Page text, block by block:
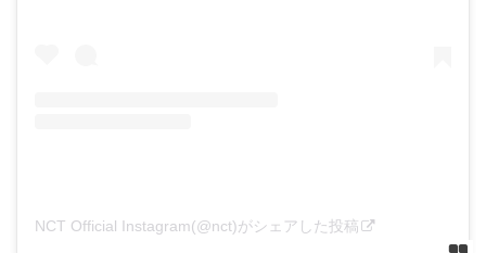
NCT Official Instagram(@nct)がシェアした投稿